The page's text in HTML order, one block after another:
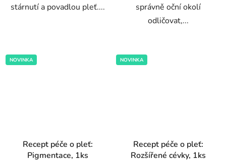
stárnutí a povadlou pleť....
správně oční okolí
odličovat,...
NOVINKA
Recept péče o pleť:
Pigmentace, 1ks
NOVINKA
Recept péče o pleť:
Rozšířené cévky, 1ks